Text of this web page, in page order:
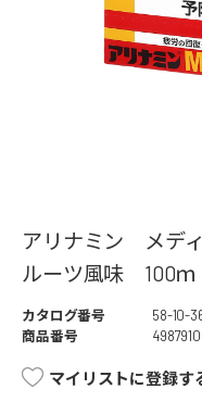
アリナミン メデ
ルーツ風味 100ｍ
カタログ番号
58-10-
商品番号
マイリストに登録す